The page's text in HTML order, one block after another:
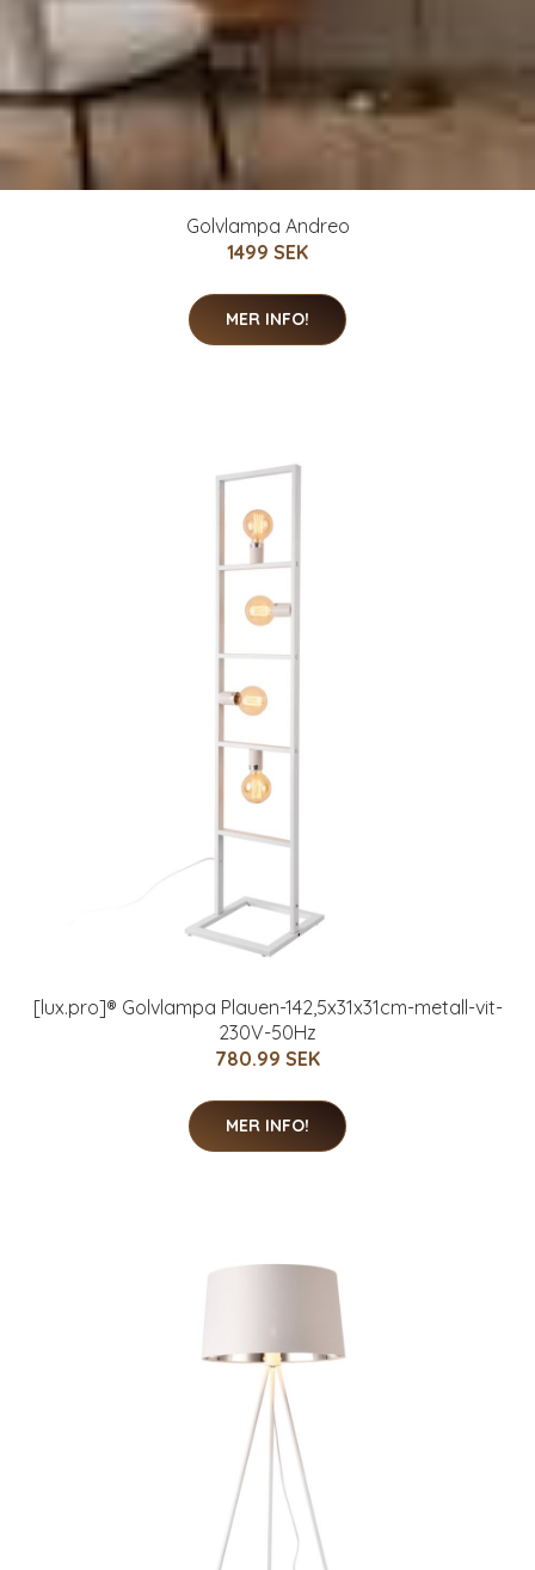
Golvlampa Andreo
1499 SEK
MER INFO!
[lux.pro]® Golvlampa Plauen-142,5x31x31cm-metall-vit-
230V-50Hz
780.99 SEK
MER INFO!